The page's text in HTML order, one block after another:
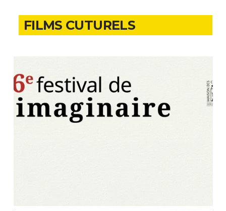
FILMS CUTURELS